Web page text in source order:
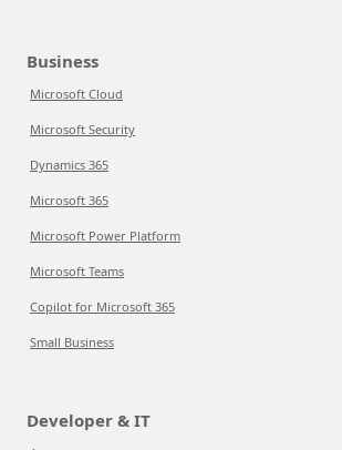
Business
Microsoft Cloud
Microsoft Security
Dynamics 365
Microsoft 365
Microsoft Power Platform
Microsoft Teams
Copilot for Microsoft 365
Small Business
Developer & IT